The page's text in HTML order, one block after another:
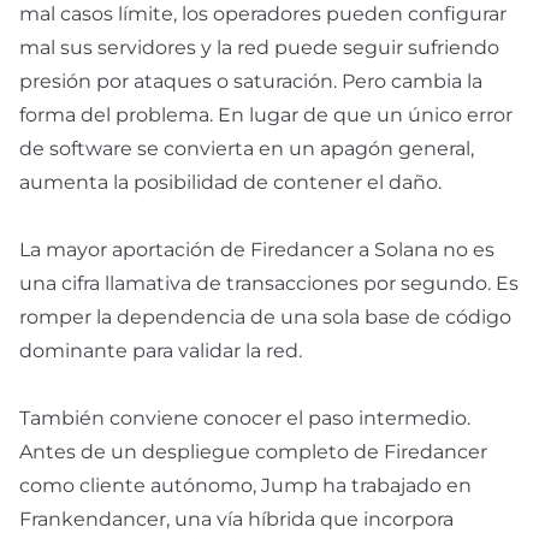
mal casos límite, los operadores pueden configurar
mal sus servidores y la red puede seguir sufriendo
presión por ataques o saturación. Pero cambia la
forma del problema. En lugar de que un único error
de software se convierta en un apagón general,
aumenta la posibilidad de contener el daño.
La mayor aportación de Firedancer a Solana no es
una cifra llamativa de transacciones por segundo. Es
romper la dependencia de una sola base de código
dominante para validar la red.
También conviene conocer el paso intermedio.
Antes de un despliegue completo de Firedancer
como cliente autónomo, Jump ha trabajado en
Frankendancer, una vía híbrida que incorpora